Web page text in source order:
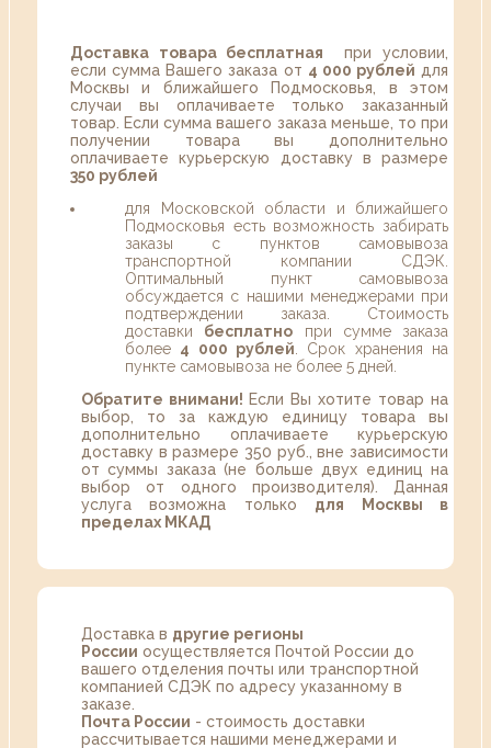
Доставка товара бесплатная при условии,
если сумма Вашего заказа от 4 000 рублей для
Москвы и ближайшего Подмосковья, в этом
случаи вы оплачиваете только заказанный
товар. Если сумма вашего заказа меньше, то при
получении товара вы дополнительно
оплачиваете курьерскую доставку в размере
350 рублей
для Московской области и ближайшего
Подмосковья есть возможность забирать
заказы с пунктов самовывоза
транспортной компании СДЭК.
Оптимальный пункт самовывоза
обсуждается с нашими менеджерами при
подтверждении заказа. Стоимость
доставки бесплатно при сумме заказа
более 4 000 рублей . Срок хранения на
пункте самовывоза не более 5 дней.
Обратите внимани! Если Вы хотите товар на
выбор, то за каждую единицу товара вы
дополнительно оплачиваете курьерскую
доставку в размере 350 руб., вне зависимости
от суммы заказа (не больше двух единиц на
выбор от одного производителя). Данная
услуга возможна только для Москвы в
пределах МКАД
Доставка в другие регионы
России осуществляется Почтой России до
вашего отделения почты или транспортной
компанией СДЭК по адресу указанному в
заказе.
Почта России - стоимость доставки
рассчитывается нашими менеджерами и